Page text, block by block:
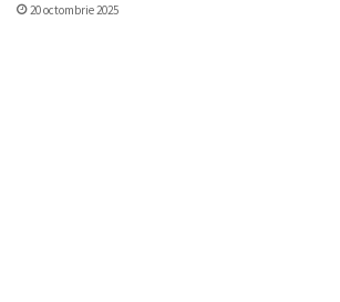
20 octombrie 2025